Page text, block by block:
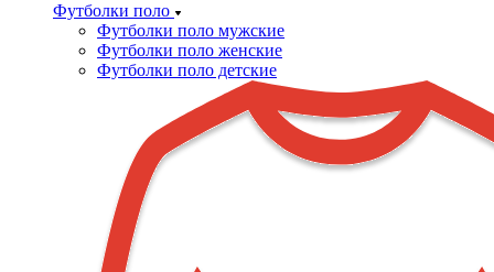
Футболки поло
Футболки поло мужские
Футболки поло женские
Футболки поло детские